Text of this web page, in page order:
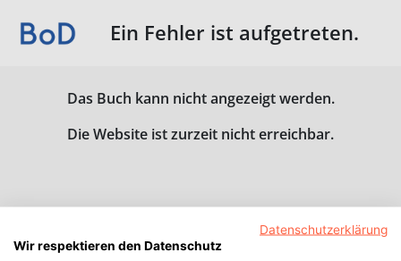
Ein Fehler ist aufgetreten.
Das Buch kann nicht angezeigt werden.
Die Website ist zurzeit nicht erreichbar.
Datenschutzerklärung
Wir respektieren den Datenschutz